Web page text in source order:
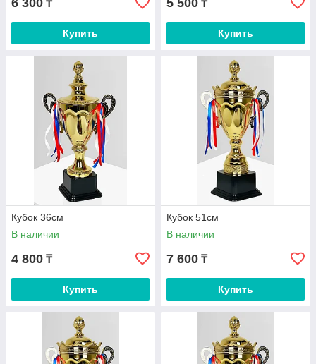
6 300 ₸
Купить
5 500 ₸
Купить
Кубок 36см
В наличии
4 800 ₸
Купить
Кубок 51см
В наличии
7 600 ₸
Купить